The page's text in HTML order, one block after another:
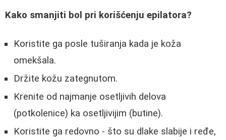
Kako smanjiti bol pri korišćenju epilatora?
Koristite ga posle tuširanja kada je koža
omekšala.
Držite kožu zategnutom.
Krenite od najmanje osetljivih delova
(potkolenice) ka osetljivijim (butine).
Koristite ga redovno - što su dlake slabije i ređe,